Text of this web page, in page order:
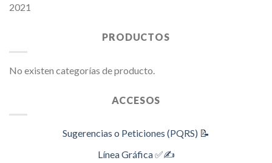
2021
PRODUCTOS
No existen categorías de producto.
ACCESOS
Sugerencias o Peticiones (PQRS) 📝
Línea Gráfica ✅✍️